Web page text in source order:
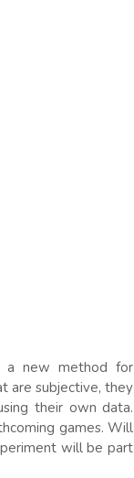
a new method for
are subjective, they
their own data.
games. Will
will be part